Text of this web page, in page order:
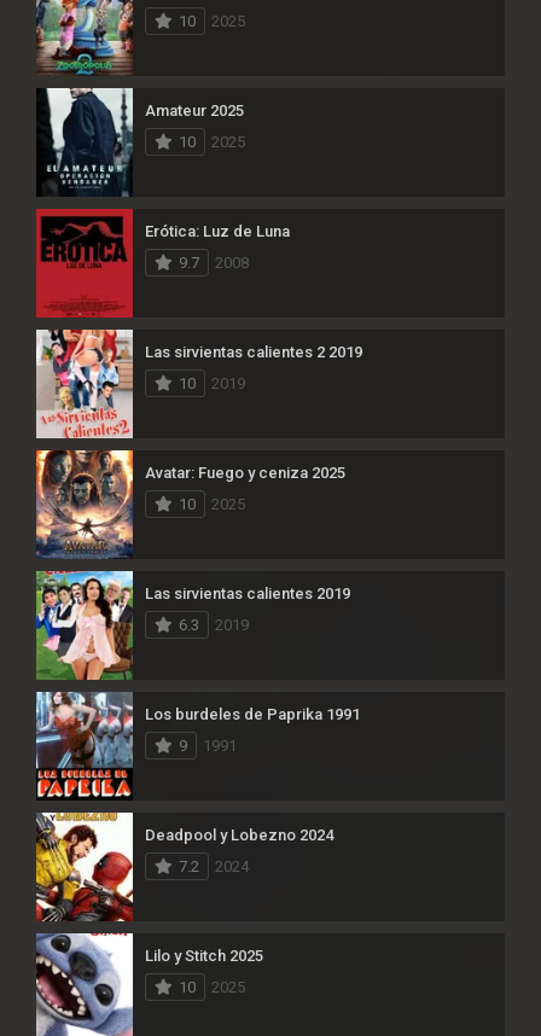
10 2025
Amateur 2025
10
2025
Erótica: Luz de Luna
9.7
2008
Las sirvientas calientes 2 2019
10
2019
Avatar: Fuego y ceniza 2025
10
2025
Las sirvientas calientes 2019
6.3
2019
Los burdeles de Paprika 1991
9
1991
Deadpool y Lobezno 2024
7.2
2024
Lilo y Stitch 2025
10
2025